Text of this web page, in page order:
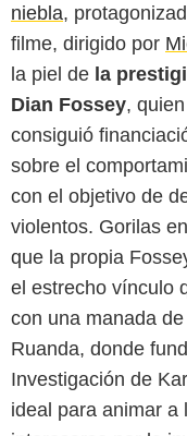
niebla,
filme, dirigido por
la piel de la
Dian Fossey,
consiguió
sobre el
con el objetivo de
violentos. Gorilas
que la propia
el estrecho vínculo
con una manada
Ruanda, donde
Investigación de
ideal para animar a